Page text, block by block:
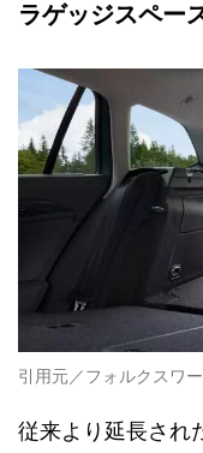
ラゲッジスペー
引用元／フォルクスワー
従来より延長され